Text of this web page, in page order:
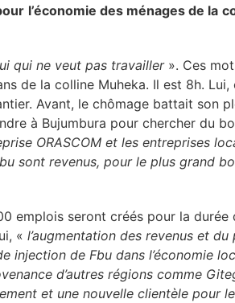
l’économie des ménages de la
qui ne veut pas travailler ». Ces
de la colline Muheka. Il est 8h. Lui,
Avant, le chômage battait son
à Bujumbura pour chercher du
ORASCOM et les entreprises
sont revenus, pour le plus grand
emplois seront créés pour la durée
« l’augmentation des revenus et du
injection de Fbu dans l’économie
d’autres régions comme
et une nouvelle clientèle pour